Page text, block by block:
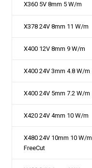
X360 5V 8mm 5 W/m
X378 24V 8mm 11 W/m
X400 12V 8mm 9 W/m
X400 24V 3mm 4.8 W/m
X400 24V 5mm 7.2 W/m
X420 24V 4mm 10 W/m
X480 24V 10mm 10 W/m
FreeCut